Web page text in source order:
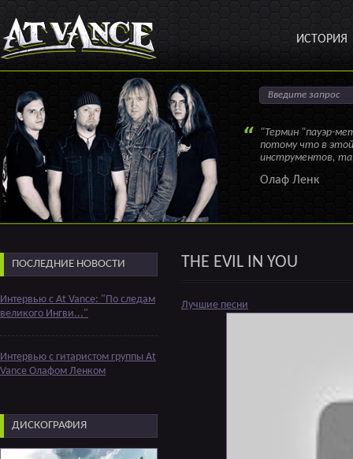
ИСТОРИЯ
"Термин "пауэр-
потому что в
инструментов,
Олаф Ленк
ПОСЛЕДНИЕ НОВОСТИ
Интервью с At Vance: "По следам
великого Ингви..."
Интервью с гитаристом группы At
Vance Олафом Ленком
ДИСКОГРАФИЯ
THE EVIL IN YOU
Лучшие песни